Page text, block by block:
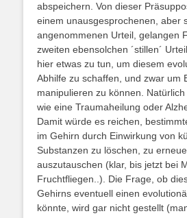
abspeichern. Von dieser
einem unausgesprochenen, aber
angenommenen Urteil, gelangen
zweiten ebensolchen ´stillen´
hier etwas zu tun, um diesem
Abhilfe zu schaffen, und zwar um
manipulieren zu können. Natürlich
wie eine Traumaheilung oder
Damit würde es reichen,
im Gehirn durch Einwirkung von
Substanzen zu löschen, zu
auszutauschen (klar, bis jetzt bei
Fruchtfliegen..). Die Frage, ob
Gehirns eventuell einen
könnte, wird gar nicht gestellt